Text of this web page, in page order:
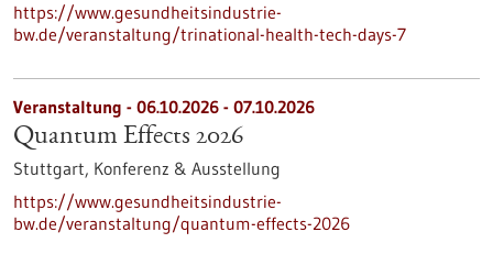
https://www.gesundheitsindustrie-
bw.de/veranstaltung/trinational-health-tech-days-7
Veranstaltung - 06.10.2026 - 07.10.2026
Quantum Effects 2026
Stuttgart, Konferenz & Ausstellung
https://www.gesundheitsindustrie-
bw.de/veranstaltung/quantum-effects-2026